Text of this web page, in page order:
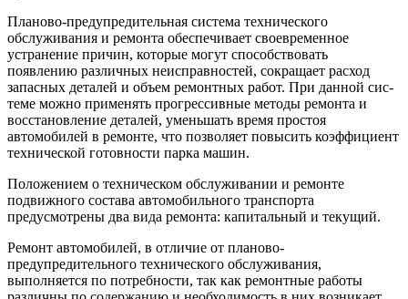
Планово-предупредительная система техни­ческого
обслуживания и ремонта обеспечивает своевременное
устранение причин, которые мо­гут способствовать
появлению различных неис­правностей, сокращает расход
запасных дета­лей и объем ремонтных работ. При данной сис­
теме можно применять прогрессивные методы ремонта и
восстановление деталей, уменьшать время простоя
автомобилей в ремонте, что поз­воляет повысить коэффициент
технической го­товности парка машин.
Положением о техническом обслуживании и ремонте
подвижного состава автомобильно­го транспорта
предусмотрены два вида ремон­та: капитальный и текущий.
Ремонт автомобилей, в отличие от планово-
предупредительного технического обслуживания,
выполняется по потребности, так как ремонтные работы